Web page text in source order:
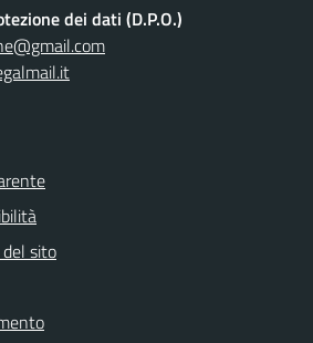
dei dati (D.P.O.)
sito